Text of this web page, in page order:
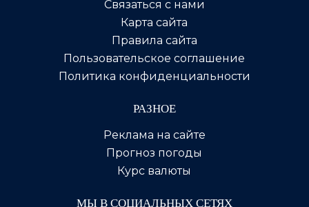
Связаться с нами
Карта сайта
Правила сайта
Пользовательское соглашение
Политика конфиденциальности
РАЗНОЕ
Реклама на сайте
Прогноз погоды
Курс валюты
МЫ В СОЦИАЛЬНЫХ СЕТЯХ